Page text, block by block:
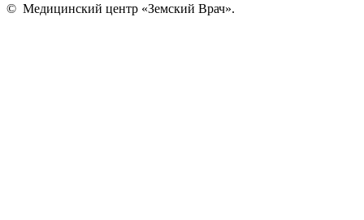
© Медицинский центр «Земский Врач».